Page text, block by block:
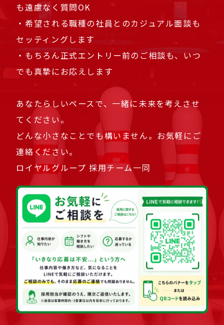
も遠慮なく質問OK
・希望される職種の社員とのカジュアル面談も
セッティングします
・もちろん正式エントリー前のご相談も、いつ
でも真摯にお応えします
あなたらしいペースで、一緒に未来を考えさせ
てください。
どんな小さなことでも構いません。お気軽にご
連絡ください。
ロイヤルグループ 採用チーム一同